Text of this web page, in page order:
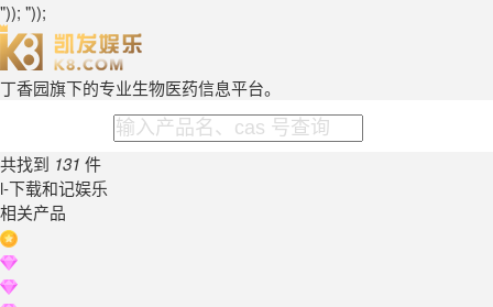
")); "));
丁香园旗下的专业生物医药信息平台。
共找到 131 件
l-下载和记娱乐
相关产品